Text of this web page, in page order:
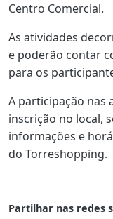
Centro Comercial.
As atividades
e poderão contar
para os
A participação nas
inscrição no local,
informações e
do Torreshopping.
Partilhar nas redes